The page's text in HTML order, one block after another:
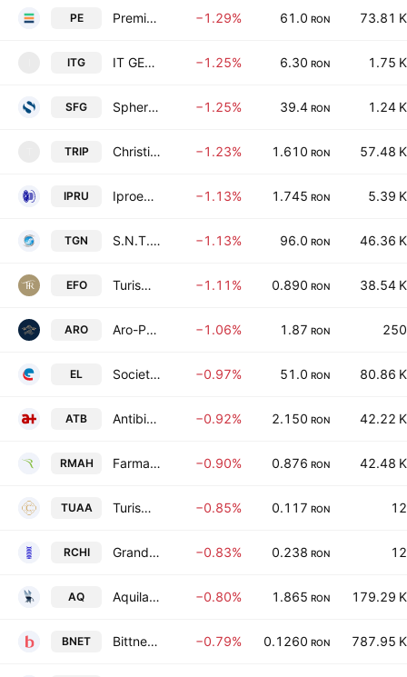
PE Premier Energy PLC −1.29% 61.0 RON 73.81 K
ITG IT GENETICS −1.25% 6.30 RON 1.75 K
SFG Sphera Franchise Group SA −1.25% 39.4 RON 1.24 K
TRIP Christian '76 Tour S.A. −1.23% 1.610 RON 57.48 K
IPRU Iproeb SA −1.13% 1.745 RON 5.39 K
TGN S.N.T.G.N. Transgaz SA −1.13% 96.0 RON 46.36 K
EFO Turism Hoteluri Restaurante Marea Neagra SA −1.11% 0.890 RON 38.54 K
ARO Aro-Palace SA −1.06% 1.87 RON 250
EL Societatea Energetica Electrica S.A. −0.97% 51.0 RON 80.86 K
ATB Antibiotice SA −0.92% 2.150 RON 42.22 K
RMAH Farmaceutica Remedia SA −0.90% 0.876 RON 42.48 K
TUAA Turism Covasna SA −0.85% 0.117 RON 12
RCHI Grand Hotel Bucharest S.A. −0.83% 0.238 RON 12
AQ Aquila Part Prod Com SA −0.80% 1.865 RON 179.29 K
BNET Bittnet Systems SA −0.79% 0.1260 RON 787.95 K